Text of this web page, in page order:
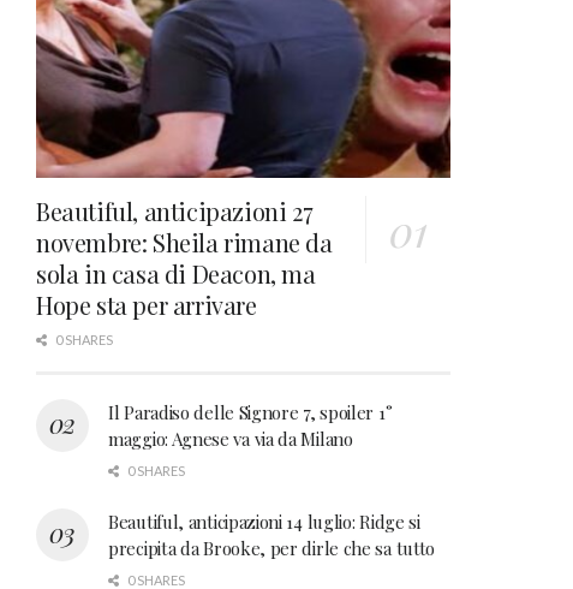
Beautiful, anticipazioni 27
novembre: Sheila rimane da
sola in casa di Deacon, ma
Hope sta per arrivare
0 SHARES
Il Paradiso delle Signore 7, spoiler 1°
maggio: Agnese va via da Milano
0 SHARES
Beautiful, anticipazioni 14 luglio: Ridge si
precipita da Brooke, per dirle che sa tutto
0 SHARES